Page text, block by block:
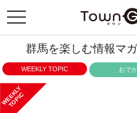
toggle
navigation
群馬を楽しむ情報マ
WEEKLY TOPIC おで
WEEKLY
TOPIC